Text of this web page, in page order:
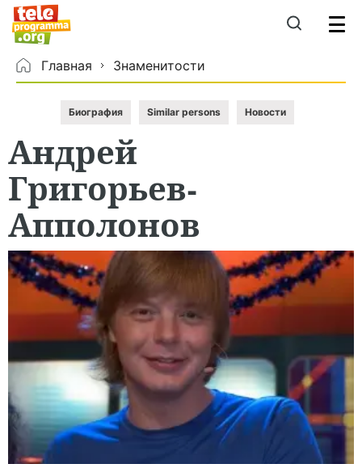
Главная Знаменитости
Биография Similar persons Новости
Андрей
Григорьев-
Апполонов